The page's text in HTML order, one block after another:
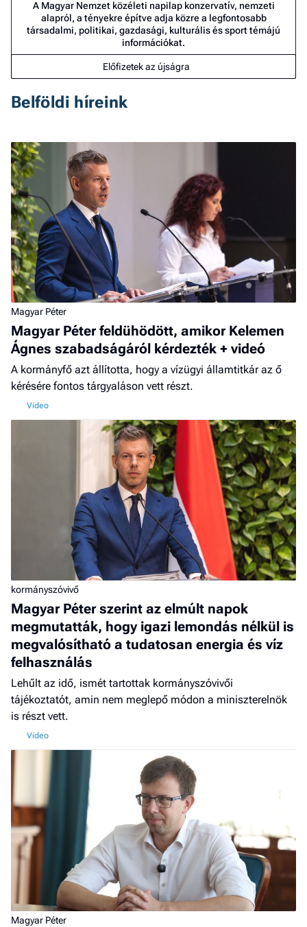
A Magyar Nemzet közéleti napilap konzervatív, nemzeti
alapról, a tényekre építve adja közre a legfontosabb
társadalmi, politikai, gazdasági, kulturális és sport témájú
információkat.
Előfizetek az újságra
Belföldi híreink
Magyar Péter
Magyar Péter feldühödött, amikor Kelemen
Ágnes szabadságáról kérdezték + videó
A kormányfő azt állította, hogy a vízügyi államtitkár az ő
kérésére fontos tárgyaláson vett részt.
kormányszóvivő
Magyar Péter szerint az elmúlt napok
megmutatták, hogy igazi lemondás nélkül is
megvalósítható a tudatosan energia és víz
felhasználás
Lehűlt az idő, ismét tartottak kormányszóvivői
tájékoztatót, amin nem meglepő módon a miniszterelnök
is részt vett.
Magyar Péter